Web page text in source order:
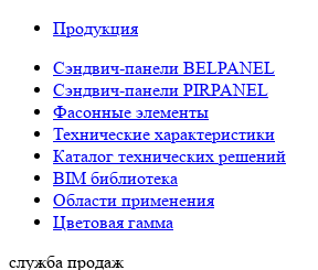
Продукция
Сэндвич-панели BELPANEL
Сэндвич-панели PIRPANEL
Фасонные элементы
Технические характеристики
Каталог технических решений
BIM библиотека
Области применения
Цветовая гамма
служба продаж